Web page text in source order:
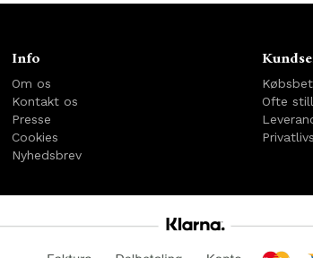
Info
Om os
Kontakt os
Presse
Cookies
Nyhedsbrev
Ofte